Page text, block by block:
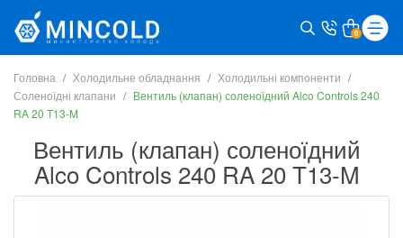
0
Головна Холодильне обладнання
Холодильні компоненти
Соленоїдні клапани
Вентиль (клапан) соленоїдний Alco Controls 240
RA 20 T13-M
Вентиль (клапан) соленоїдний
Alco Controls 240 RA 20 T13-M